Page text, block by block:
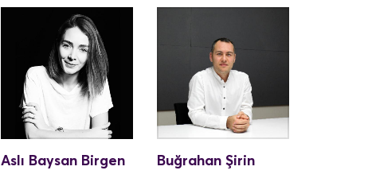
Aslı Baysan Birgen Buğrahan Şirin